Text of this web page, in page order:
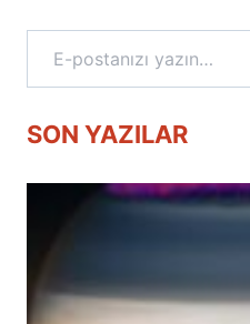
E-postanızı yazın…
SON YAZILAR